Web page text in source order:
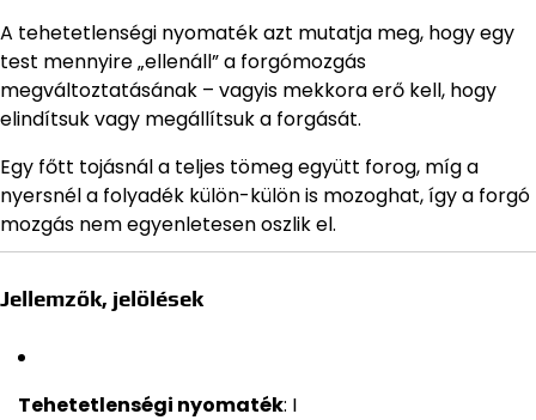
A tehetetlenségi nyomaték azt mutatja meg, hogy egy
test mennyire „ellenáll” a forgómozgás
megváltoztatásának – vagyis mekkora erő kell, hogy
elindítsuk vagy megállítsuk a forgását.
Egy főtt tojásnál a teljes tömeg együtt forog, míg a
nyersnél a folyadék külön-külön is mozoghat, így a forgó
mozgás nem egyenletesen oszlik el.
Jellemzők, jelölések
Tehetetlenségi nyomaték: I